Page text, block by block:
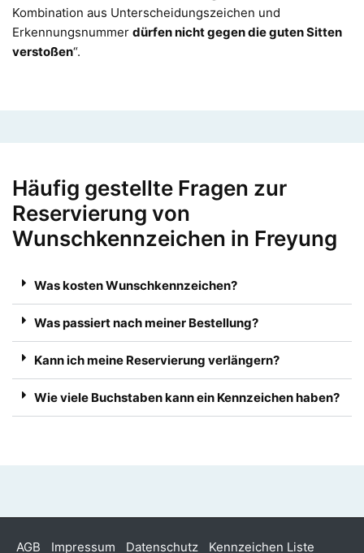
Kombination aus Unterscheidungszeichen und
Erkennungsnummer dürfen nicht gegen die guten Sitten
verstoßen“.
Häufig gestellte Fragen zur
Reservierung von
Wunschkennzeichen in Freyung
Was kosten Wunschkennzeichen?
Was passiert nach meiner Bestellung?
Kann ich meine Reservierung verlängern?
Wie viele Buchstaben kann ein Kennzeichen haben?
AGB Impressum Datenschutz Kennzeichen Liste